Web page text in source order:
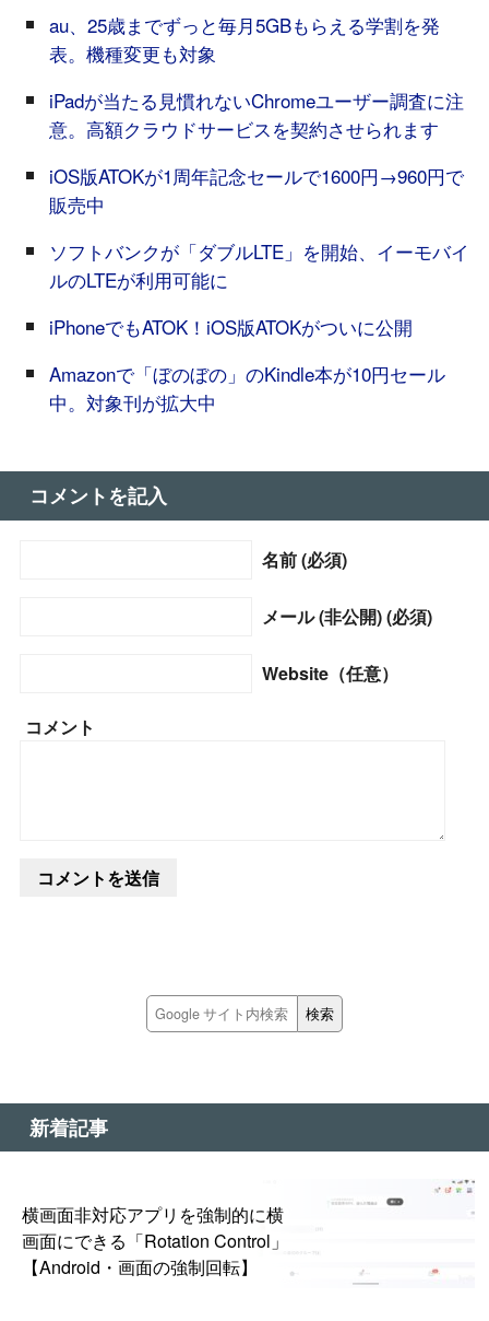
au、25歳までずっと毎月5GBもらえる学割を発
表。機種変更も対象
iPadが当たる見慣れないChromeユーザー調査に注
意。高額クラウドサービスを契約させられます
iOS版ATOKが1周年記念セールで1600円→960円で
販売中
ソフトバンクが「ダブルLTE」を開始、イーモバイ
ルのLTEが利用可能に
iPhoneでもATOK！iOS版ATOKがついに公開
Amazonで「ぼのぼの」のKindle本が10円セール
中。対象刊が拡大中
コメントを記入
名前 (必須)
メール (非公開) (必須)
Website（任意）
コメント
新着記事
横画面非対応アプリを強制的に横
画面にできる「Rotation Control」
【Android・画面の強制回転】